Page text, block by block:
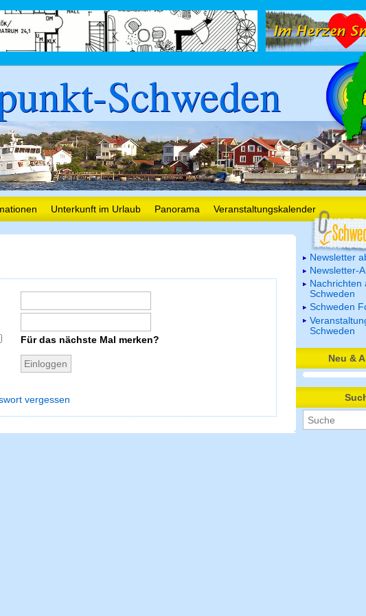
Schweden
Unterkunft im Urlaub Panorama Veranstaltungskalender
Für das nächste Mal merken?
vergessen
Newsletter
Newsletter-
Nachrichten
Schweden
Schweden
Schweden
Neu &